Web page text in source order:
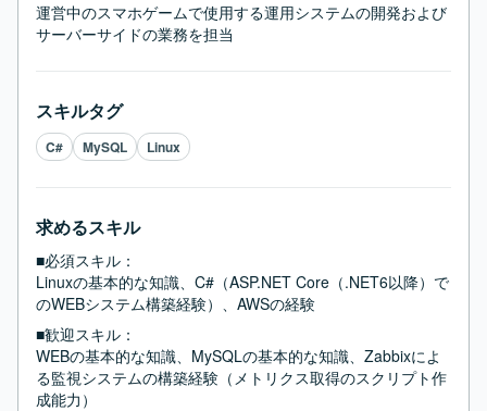
運営中のスマホゲームで使用する運用システムの開発および
サーバーサイドの業務を担当
スキルタグ
C# MySQL Linux
求めるスキル
■必須スキル：
Linuxの基本的な知識、C#（ASP.NET Core（.NET6以降）で
のWEBシステム構築経験）、AWSの経験
■歓迎スキル：
WEBの基本的な知識、MySQLの基本的な知識、Zabbixによ
る監視システムの構築経験（メトリクス取得のスクリプト作
成能力）